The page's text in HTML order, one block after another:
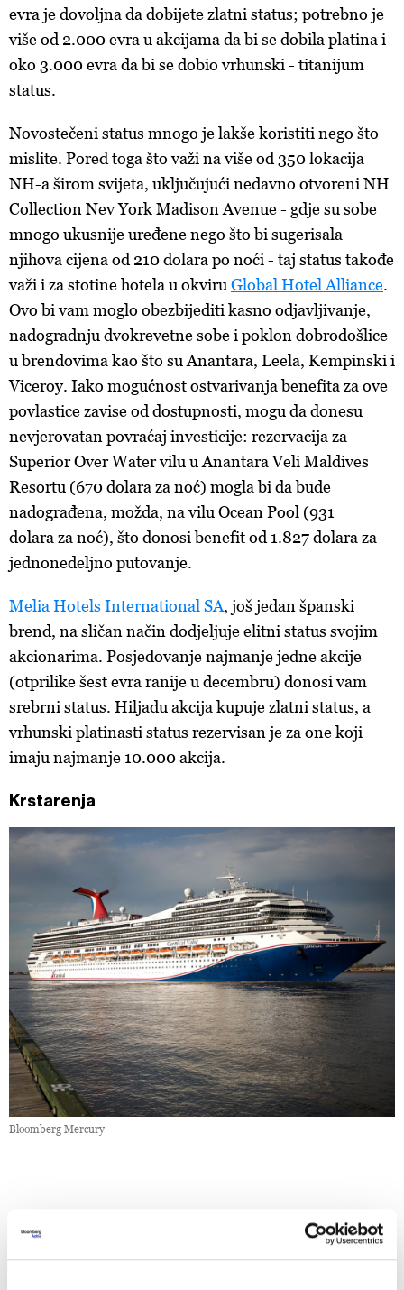
evra je dovoljna da dobijete zlatni status; potrebno je
više od 2.000 evra u akcijama da bi se dobila platina i
oko 3.000 evra da bi se dobio vrhunski - titanijum
status.
Novostečeni status mnogo je lakše koristiti nego što
mislite. Pored toga što važi na više od 350 lokacija
NH-a širom svijeta, uključujući nedavno otvoreni NH
Collection Nev York Madison Avenue - gdje su sobe
mnogo ukusnije uređene nego što bi sugerisala
njihova cijena od 210 dolara po noći - taj status takođe
važi i za stotine hotela u okviru Global Hotel Alliance.
Ovo bi vam moglo obezbijediti kasno odjavljivanje,
nadogradnju dvokrevetne sobe i poklon dobrodošlice
u brendovima kao što su Anantara, Leela, Kempinski i
Viceroy. Iako mogućnost ostvarivanja benefita za ove
povlastice zavise od dostupnosti, mogu da donesu
nevjerovatan povraćaj investicije: rezervacija za
Superior Over Water vilu u Anantara Veli Maldives
Resortu (670 dolara za noć) mogla bi da bude
nadograđena, možda, na vilu Ocean Pool (931
dolara za noć), što donosi benefit od 1.827 dolara za
jednonedeljno putovanje.
Melia Hotels International SA, još jedan španski
brend, na sličan način dodjeljujeelitni status svojim
akcionarima. Posjedovanjenajmanjejedneakcije
(otprilikešestevra ranijeu decembru) donosi vam
srebrni status. Hiljadu akcija kupujezlatni status, a
vrhunski platinasti status rezervisan je za one koji
imaju najmanje 10.000akcija.
Krstarenja
Bloomberg Mercury
Tri programe:
Norwegian Cruise Line Holdings Ltd